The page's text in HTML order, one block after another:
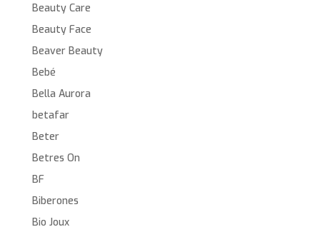
Beauty Care
Beauty Face
Beaver Beauty
Bebé
Bella Aurora
betafar
Beter
Betres On
BF
Biberones
Bio Joux